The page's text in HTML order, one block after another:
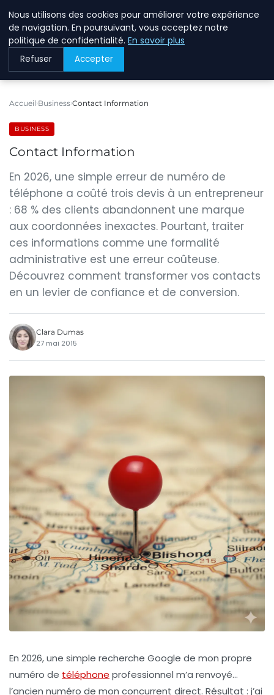
BREIGHAWAY
Accueil Business Contact Information
BUSINESS
Contact Information
En 2026, une simple erreur de numéro de
téléphone a coûté trois devis à un entrepreneur
: 68 % des clients abandonnent une marque
aux coordonnées inexactes. Pourtant, traiter
ces informations comme une formalité
administrative est une erreur coûteuse.
Découvrez comment transformer vos contacts
en un levier de confiance et de conversion.
Clara Dumas
27 mai 2015
En 2026, une simple recherche Google de mon propre
numéro de téléphone professionnel m’a renvoyé…
l’ancien numéro de mon concurrent direct. Résultat : j’ai
Nous utilisons des cookies pour améliorer votre expérience
de navigation. En poursuivant, vous acceptez notre
politique de confidentialité. En savoir plus
Refuser Accepter